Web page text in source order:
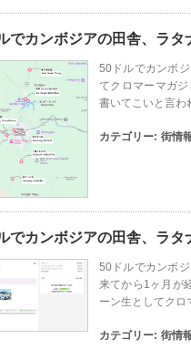
でカンボジアの田舎、ラタ
50ドルでカンボ
てクロマーマガ
書いてこいと言わ
カテゴリー: 街情
でカンボジアの田舎、ラタ
50ドルでカンボ
来てから1ヶ月が
ーン生としてク
カテゴリー: 街情